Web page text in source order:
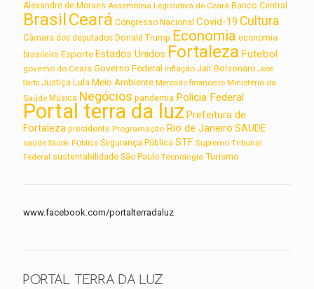
Alexandre de Moraes Assembleia Legislativa do Ceará Banco Central
BrasilCeará Congresso Nacional Covid-19 Cultura
Câmara dos deputados Donald Trump Economia economia
brasileira Esporte Estados Unidos Fortaleza Futebol
governo do Ceará Governo Federal inflação Jair Bolsonaro José
Sarto Justiça Lula Meio Ambiente Mercado financeiro Ministério da
Saúde Música Negócios pandemia Polícia Federal
Portal terra da luz Prefeitura de
Fortaleza presidente Programação Rio de Janeiro SAUDE
saúde Saúde Pública Segurança Pública STF Supremo Tribunal
Federal sustentabilidade São Paulo Tecnologia Turismo
www.facebook.com/portalterradaluz
PORTAL TERRA DA LUZ